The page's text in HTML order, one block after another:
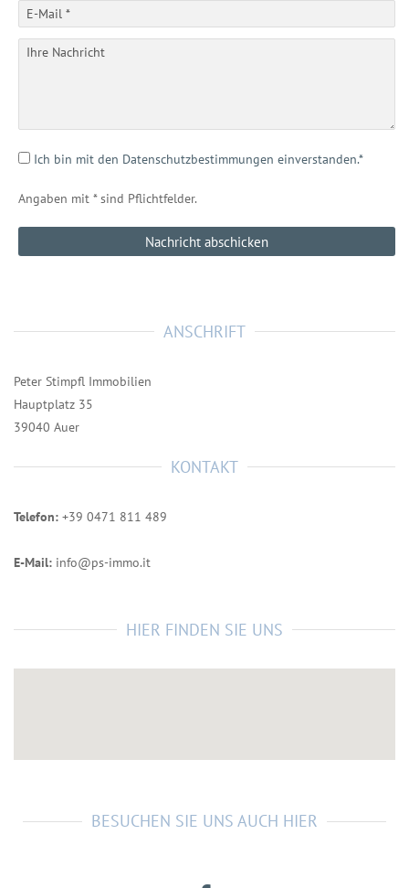
Ich bin mit den Datenschutzbestimmungen einverstanden.*
Angaben mit * sind Pflichtfelder.
ANSCHRIFT
Peter Stimpfl Immobilien
Hauptplatz 35
39040 Auer
KONTAKT
Telefon: +39 0471 811 489
E-Mail: info@ps-immo.it
HIER FINDEN SIE UNS
BESUCHEN SIE UNS AUCH HIER